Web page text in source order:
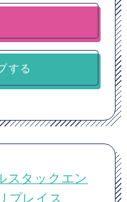
する
スタックエン
プレイス